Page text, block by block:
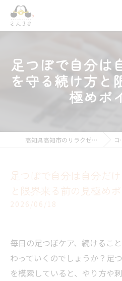
足つぼで自分は
を守る続け方と
極めポ
高知県高知市のリラクゼーションならキモチ上がるカラダ改善 2人3客 コラム
足つぼで自分は自分だ
と限界来る前の見極め
2026/06/18
毎日の足つぼケア、続けるこ
わっていくのでしょうか？足
を模索していると、やり方や